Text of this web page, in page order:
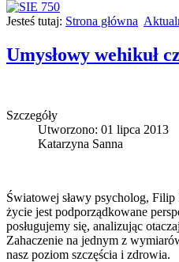
Jesteś tutaj: Strona główna
Umysłowy wehikuł
Szczegóły
Utworzono: 01 lipca 2013
Katarzyna Sanna
Światowej sławy psycholog, Filip
życie jest podporządkowane
posługujemy się, analizując
Zahaczenie na jednym z
nasz poziom szczęścia i zdrowia.